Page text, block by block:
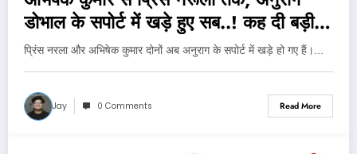
डोभाल के सपोर्ट में खड़े हुए सब..! कह दी बड़ी
बात
प्रिंस नरला और अभिषेक कुमार दोनों अब अनुराग के सपोर्ट में खड़े हो गए हैं।…
Jay 0 Comments Read More